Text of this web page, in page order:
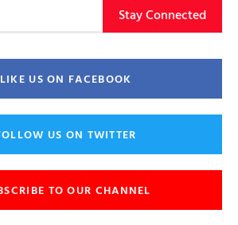
Stay Connected
LIKE US ON FACEBOOK
US ON TWITTER
TO OUR CHANNEL